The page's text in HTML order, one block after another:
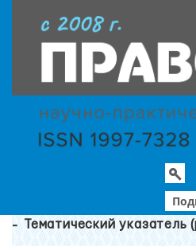
Тематический указатель